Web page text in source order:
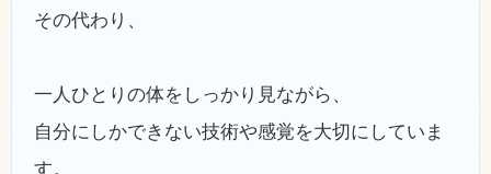
その代わり、
一人ひとりの体をしっかり見ながら、
自分にしかできない技術や感覚を大切にしていま
す。